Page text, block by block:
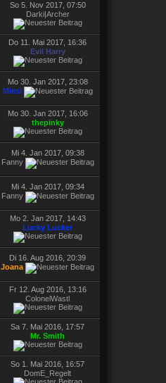
So 5. Nov 2017, 07:50
Darki|Archer
Do 11. Mai 2017, 16:36
Evil Harry
Mo 30. Jan 2017, 23:08
Miesi
Mo 30. Jan 2017, 16:06
thepinky
Mi 4. Jan 2017, 09:38
Fanny
Mi 4. Jan 2017, 09:34
Fanny
Mo 2. Jan 2017, 14:43
Lucky Lucker
Di 16. Aug 2016, 20:39
Joana
Fr 12. Aug 2016, 13:16
ColonelWastl
Sa 7. Mai 2016, 17:57
Mr. Smith
So 1. Mai 2016, 16:57
DomE_Regelt